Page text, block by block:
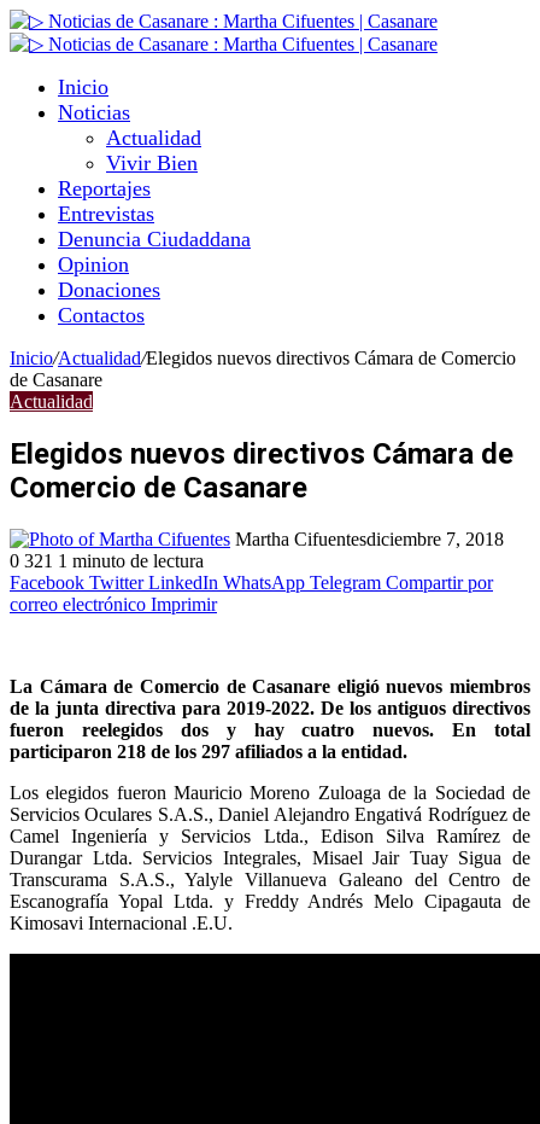
Inicio
Noticias
Actualidad
Vivir Bien
Reportajes
Entrevistas
Denuncia Ciudaddana
Opinion
Donaciones
Contactos
Inicio/Actualidad/Elegidos nuevos directivos Cámara de Comercio
de Casanare
Actualidad
Elegidos nuevos directivos Cámara de
Comercio de Casanare
Martha Cifuentesdiciembre 7, 2018
0 321 1 minuto de lectura
Facebook Twitter LinkedIn WhatsApp Telegram Compartir por
correo electrónico Imprimir
La Cámara de Comercio de Casanare eligió nuevos miembros
de la junta directiva para 2019-2022. De los antiguos directivos
fueron reelegidos dos y hay cuatro nuevos. En total
participaron 218 de los 297 afiliados a la entidad.
Los elegidos fueron Mauricio Moreno Zuloaga de la Sociedad de
Servicios Oculares S.A.S., Daniel Alejandro Engativá Rodríguez de
Camel Ingeniería y Servicios Ltda., Edison Silva Ramírez de
Durangar Ltda. Servicios Integrales, Misael Jair Tuay Sigua de
Transcurama S.A.S., Yalyle Villanueva Galeano del Centro de
Escanografía Yopal Ltda. y Freddy Andrés Melo Cipagauta de
Kimosavi Internacional .E.U.